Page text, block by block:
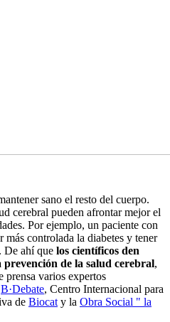
sano el resto del cuerpo.
cerebral pueden afrontar mejor el
Por ejemplo, un paciente con
más controlada la diabetes y tener
De ahí que los científicos den
de la salud cerebral,
prensa varios expertos
B·Debate, Centro Internacional para
de Biocaty la Obra Social " la